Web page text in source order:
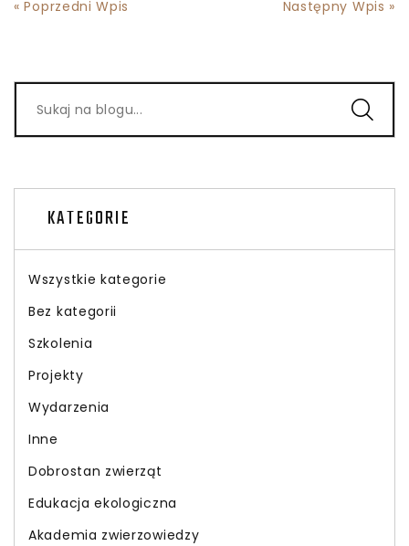
« Poprzedni Wpis Następny Wpis »
KATEGORIE
Wszystkie kategorie
Bez kategorii
Szkolenia
Projekty
Wydarzenia
Inne
Dobrostan zwierząt
Edukacja ekologiczna
Akademia zwierzowiedzy